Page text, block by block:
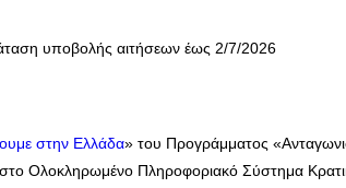
υποβολής αιτήσεων έως 2/7/2026
στην Ελλάδα» του Προγράμματος
Ολοκληρωμένο Πληροφοριακό Σύστημα